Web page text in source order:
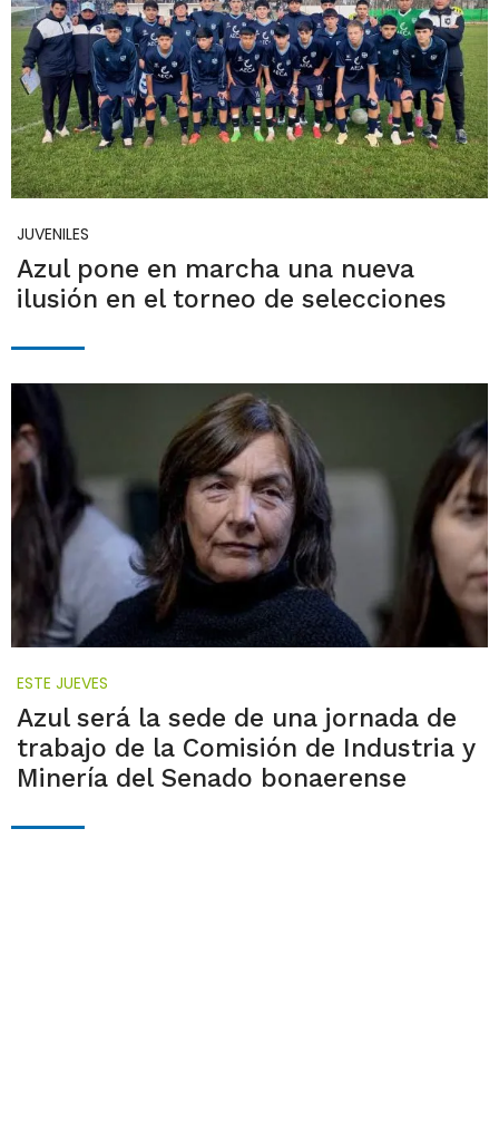
JUVENILES
Azul pone en marcha una nueva
ilusión en el torneo de selecciones
ESTE JUEVES
Azul será la sede de una jornada de
trabajo de la Comisión de Industria y
Minería del Senado bonaerense